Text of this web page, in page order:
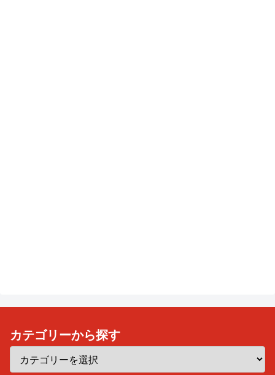
カテゴリーから探す